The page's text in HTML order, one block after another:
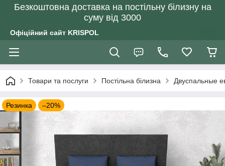
Безкоштовна доставка на постільну білизну на
суму від 3000
Офіційний сайт KRISPOL
Товари та послуги Постільна білизна Двуспальные
Резинка –20%